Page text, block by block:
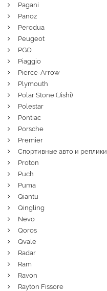
Pagani
Panoz
Perodua
Peugeot
PGO
Piaggio
Pierce-Arrow
Plymouth
Polar Stone (Jishi)
Polestar
Pontiac
Porsche
Premier
Спортивные авто и реплики
Proton
Puch
Puma
Qiantu
Qingling
Nevo
Qoros
Qvale
Radar
Ram
Ravon
Rayton Fissore